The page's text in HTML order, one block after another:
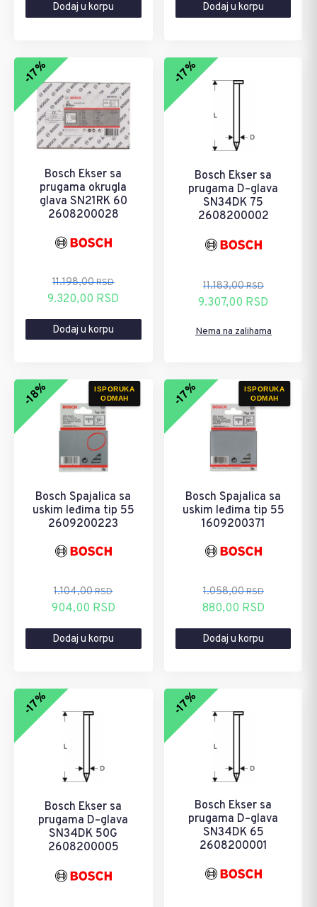
je
je:
Dodaj u korpu
je
je:
Dodaj u korpu
-17%
Bosch Ekser sa
prugama okrugla
glava SN21RK 60
2608200028
11.198,00RSD
Originalna
je
9.320,00 RSD
Trenutna
je:
Dodaj u korpu
-17%
Bosch Ekser sa
prugama D–glava
SN34DK 75
2608200002
11.183,00RSD
Originalna
je
9.307,00 RSD
Trenutna
je:
Nema na zalihama
-18%
ISPORUKA
ODMAH
Bosch Spajalica sa
uskim leđima tip 55
2609200223
1.104,00RSD
Originalna
je
904,00 RSD
Trenutna
je:
Dodaj u korpu
-17%
ISPORUKA
ODMAH
Bosch Spajalica sa
uskim leđima tip 55
1609200371
1.058,00RSD
Originalna
je
880,00 RSD
Trenutna
je:
Dodaj u korpu
-17%
Bosch Ekser sa
prugama D–glava
SN34DK 50G
2608200005
-17%
Bosch Ekser sa
prugama D–glava
SN34DK 65
2608200001